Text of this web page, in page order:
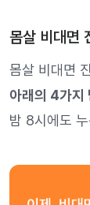
몸살 비대면
몸살 비대면
아래의 4가지
밤 8시에도